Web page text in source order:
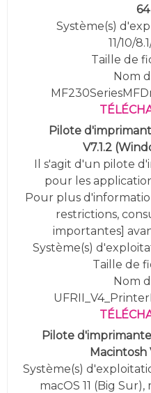
Système(s)
11/10/
Taille de
Nom
Pilote
V7.1.2 (
Il s'agit d'un pilote
pour les
Pour plus
restrictions,
importantes]
Système(s)
Taille de
Nom
Pilote
Macintosh
Système(s)
macOS 11 (Big Sur),